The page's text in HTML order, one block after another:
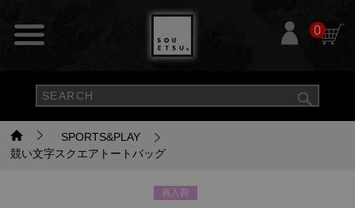
0
SPORTS&PLAY
競い文字スクエアトートバッグ
再入荷